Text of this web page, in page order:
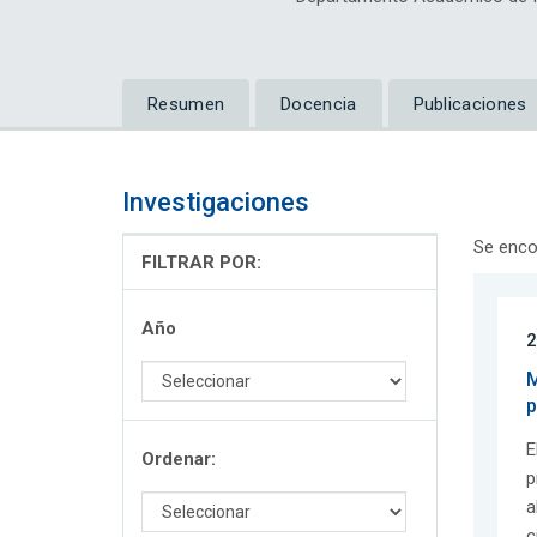
Resumen Docencia Publicaciones
Investigaciones
FILTRAR POR:
Año
Ordenar:
Se